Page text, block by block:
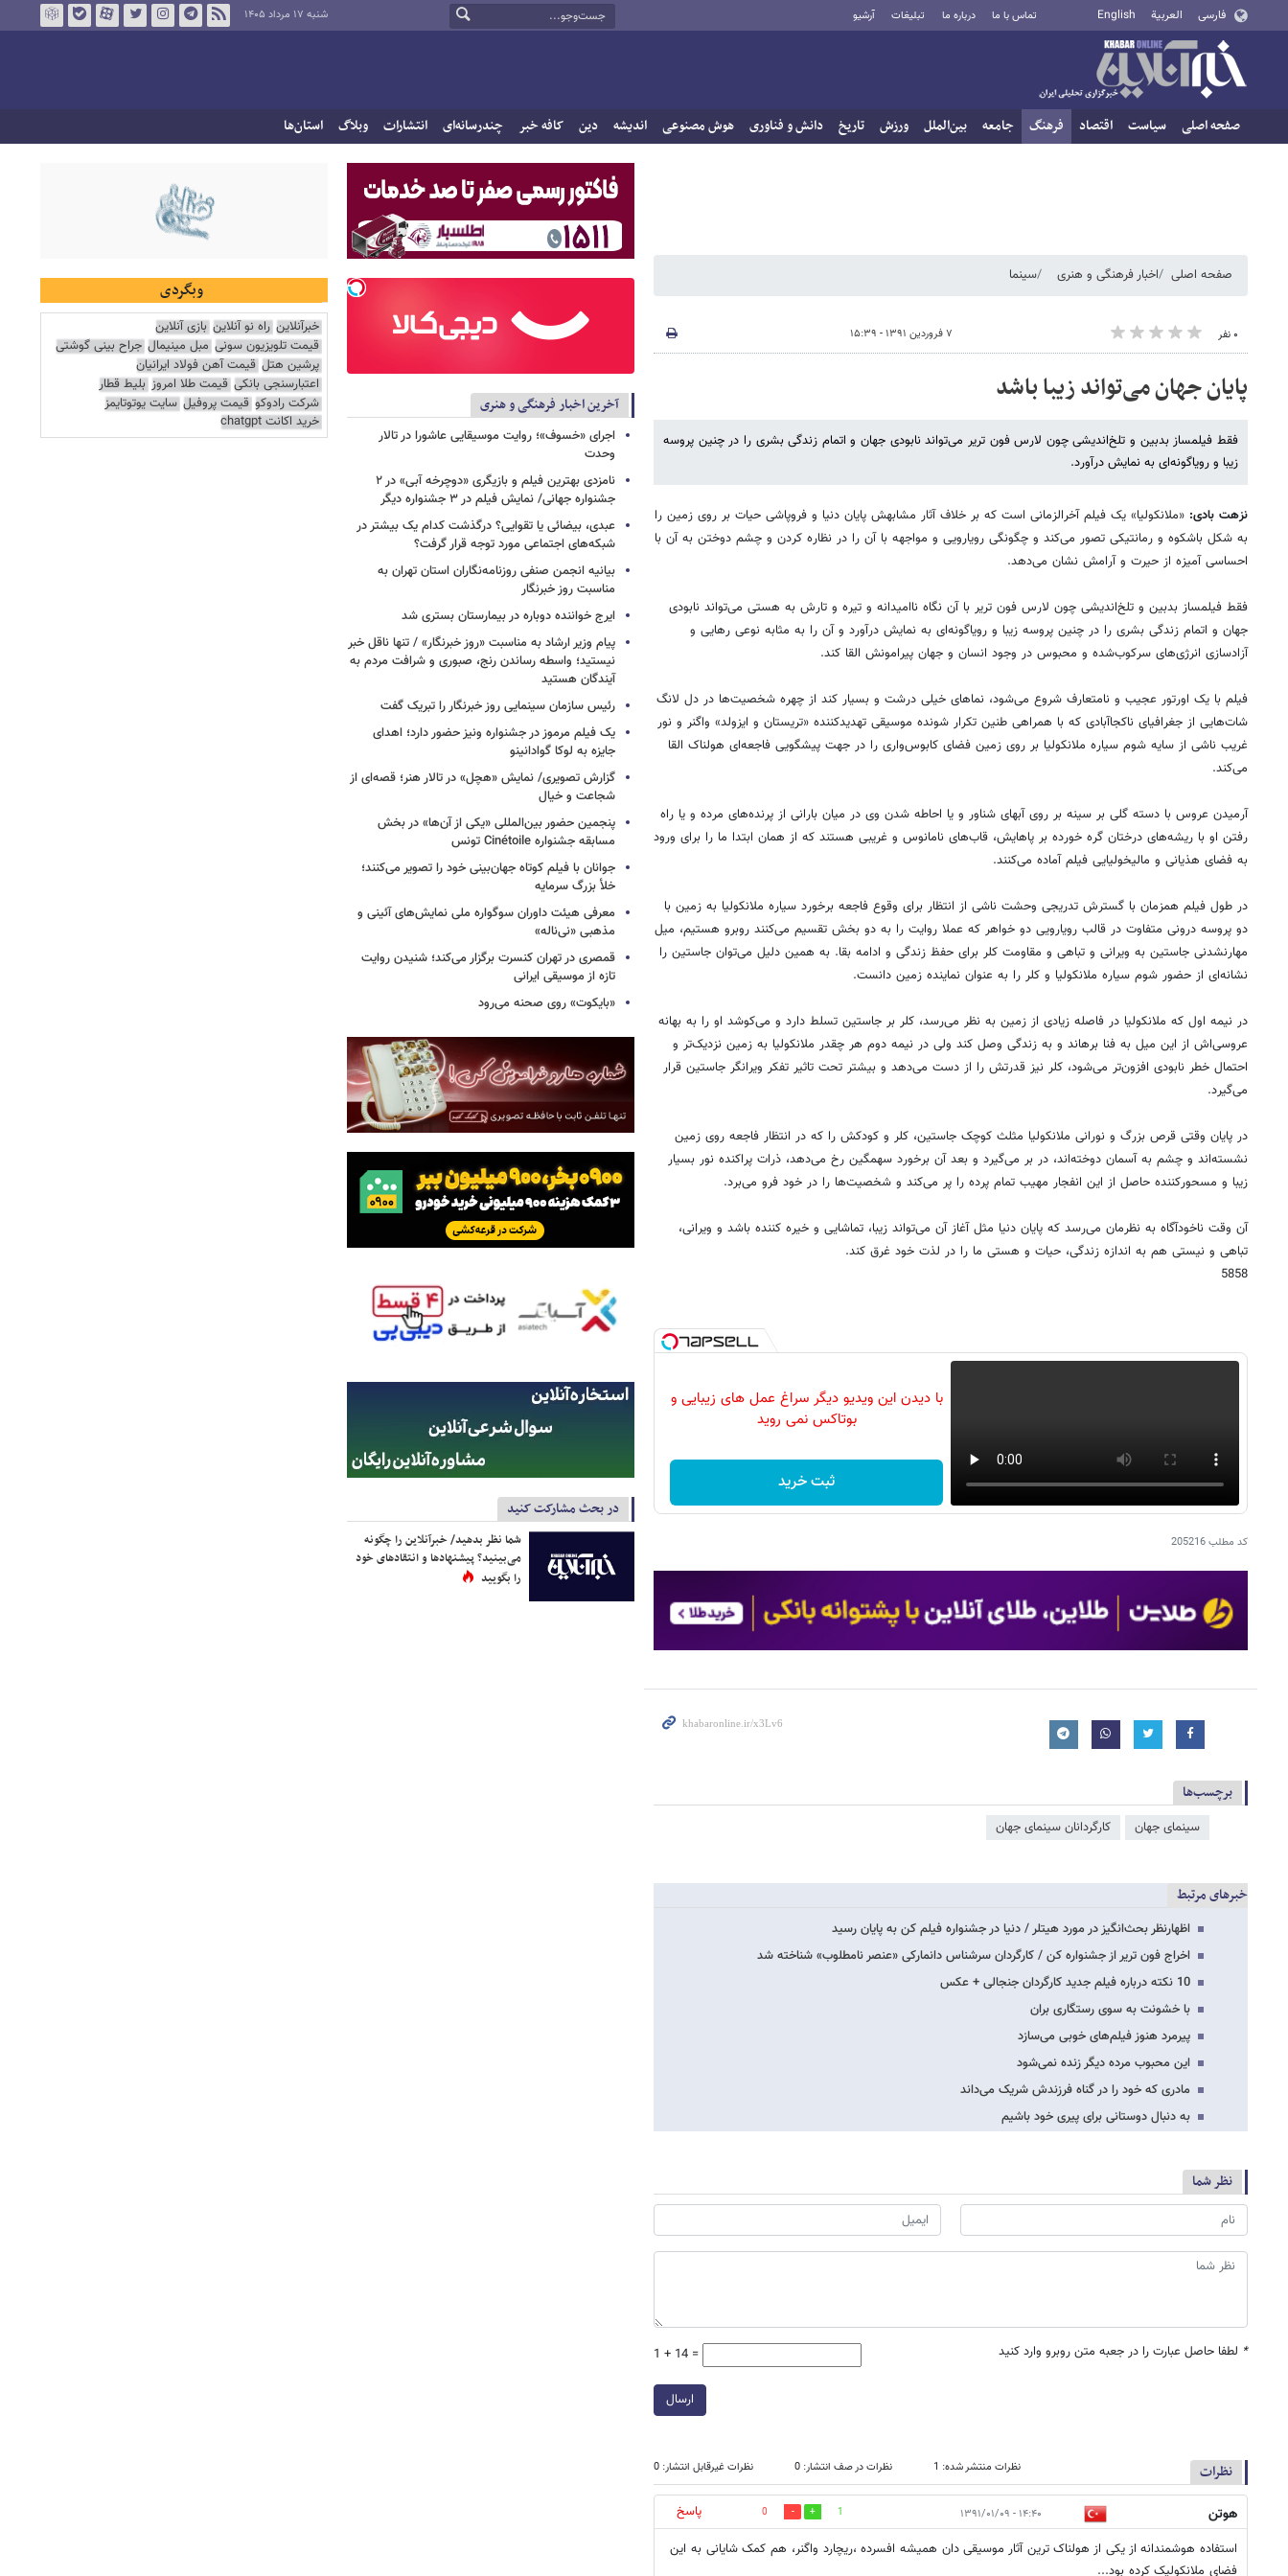
فارسی العربية English تماس با ما درباره ما تبلیغات آرشیو شنبه ۱۷ مرداد ۱۴۰۵
صفحه اصلی سیاست اقتصاد فرهنگ جامعه بین‌الملل ورزش تاریخ دانش و فناوری هوش مصنوعی اندیشه دین کافه خبر چندرسانه‌ای انتشارات وبلاگ استان‌ها
صفحه اصلی اخبار فرهنگی و هنری سینما
۰ نفر ۷ فروردین ۱۳۹۱ - ۱۵:۳۹
پایان جهان می‌تواند زیبا باشد
فقط فیلمساز بدبین و تلخ‌اندیشی چون لارس فون تریر می‌تواند نابودی جهان و اتمام زندگی بشری را در چنین پروسه
زیبا و رویاگونه‌ای به نمایش درآورد.
نزهت بادی: «ملانکولیا» یک فیلم آخرالزمانی است که بر خلاف آثار مشابهش پایان دنیا و فروپاشی حیات بر روی زمین را
به شکل باشکوه و رمانتیکی تصور می‌کند و چگونگی رویارویی و مواجهه با آن را در نظاره کردن و چشم دوختن به آن با
احساسی آمیزه از حیرت و آرامش نشان می‌دهد.
فقط فیلمساز بدبین و تلخ‌اندیشی چون لارس فون تریر با آن نگاه ناامیدانه و تیره و تارش به هستی می‌تواند نابودی
جهان و اتمام زندگی بشری را در چنین پروسه زیبا و رویاگونه‌ای به نمایش درآورد و آن را به مثابه نوعی رهایی و
آزادسازی انرژی‌های سرکوب‌شده و محبوس در وجود انسان و جهان پیرامونش القا کند.
فیلم با یک اورتور عجیب و نامتعارف شروع می‌شود، نماهای خیلی درشت و بسیار کند از چهره شخصیت‌ها در دل لانگ
شات‌هایی از جغرافیای ناکجاآبادی که با همراهی طنین تکرار شونده موسیقی تهدیدکننده «تریستان و ایزولد» واگنر و نور
غریب ناشی از سایه شوم سیاره ملانکولیا بر روی زمین فضای کابوس‌واری را در جهت پیشگویی فاجعه‌ای هولناک القا
می‌کند.
آرمیدن عروس با دسته گلی بر سینه بر روی آبهای شناور و یا احاطه شدن وی در میان بارانی از پرنده‌های مرده و یا راه
رفتن او با ریشه‌های درختان گره خورده بر پا‌هایش، قاب‌های نامانوس و غریبی هستند که از‌‌ همان ابتدا ما را برای ورود
به فضای هذیانی و مالیخولیایی فیلم آماده می‌کنند.
در طول فیلم همزمان با گسترش تدریجی وحشت ناشی از انتظار برای وقوع فاجعه برخورد سیاره ملانکولیا به زمین با
دو پروسه درونی متفاوت در قالب رویارویی دو خواهر که عملا روایت را به دو بخش تقسیم می‌کنند روبرو هستیم، میل
مهارنشدنی جاستین به ویرانی و تباهی و مقاومت کلر برای حفظ زندگی و ادامه بقا. به همین دلیل می‌توان جاستین را
نشانه‌ای از حضور شوم سیاره ملانکولیا و کلر را به عنوان نماینده زمین دانست.
در نیمه اول که ملانکولیا در فاصله زیادی از زمین به نظر می‌رسد، کلر بر جاستین تسلط دارد و می‌کوشد او را به بهانه
عروسی‌اش از این میل به فنا برهاند و به زندگی وصل کند ولی در نیمه دوم هر چقدر ملانکولیا به زمین نزدیک‌تر و
احتمال خطر نابودی افزون‌تر می‌شود، کلر نیز قدرتش را از دست می‌دهد و بیشتر تحت تاثیر تفکر ویرانگر جاستین قرار
می‌گیرد.
در پایان وقتی قرص بزرگ و نورانی ملانکولیا مثلث کوچک جاستین، کلر و کودکش را که در انتظار فاجعه روی زمین
نشسته‌اند و چشم به آسمان دوخته‌اند، در بر می‌گیرد و بعد آن برخورد سهمگین رخ می‌دهد، ذرات پراکنده نور بسیار
زیبا و مسحورکننده حاصل از این انفجار مهیب تمام پرده را پر می‌کند و شخصیت‌ها را در خود فرو می‌برد.
آن وقت ناخودآگاه به نظرمان می‌رسد که پایان دنیا مثل آغاز آن می‌تواند زیبا، تماشایی و خیره کننده باشد و ویرانی،
تباهی و نیستی هم به اندازه زندگی، حیات و هستی ما را در لذت خود غرق کند.
5858
با دیدن این ویدیو دیگر سراغ عمل های زیبایی و
بوتاکس نمی روید
ثبت خرید
کد مطلب205216
برچسب‌ها
سینمای جهان کارگردانان سینمای جهان
خبرهای مرتبط
اظهارنظر بحث‌انگیز در مورد هیتلر / دنیا در جشنواره فیلم کن به پایان رسید
اخراج فون تریر از جشنواره کن / کارگردان سرشناس دانمارکی «عنصر نامطلوب»‌ شناخته شد
10 نکته درباره فیلم جدید کارگردان جنجالی + عکس
با خشونت به سوی رستگاری بران
پیرمرد هنوز فیلم‌های خوبی می‌سازد
این محبوب مرده دیگر زنده نمی‌شود
مادری که خود را در گناه فرزندش شریک می‌داند
به دنبال دوستانی برای پیری خود باشیم
نظر شما
* لطفا حاصل عبارت را در جعبه متن روبرو وارد کنید 1 + 14 =
ارسال
نظرات نظرات منتشر شده: 1 نظرات در صف انتشار: 0 نظرات غیرقابل انتشار: 0
هوتن ۱۴:۴۰ - ۱۳۹۱/۰۱/۰۹ 1
0
پاسخ
استفاده هوشمندانه از یکی از هولناک ترین آثار موسیقی دان همیشه افسرده ،ریچارد واگنر، هم کمک شایانی به این
فضای ملانکولیک کرده بود...
آخرین اخبار فرهنگی و هنری
اجرای «خسوف»؛ روایت موسیقایی عاشورا در تالار
وحدت
نامزدی بهترین فیلم و بازیگری «دوچرخه آبی» در ۲
جشنواره جهانی/ نمایش فیلم در ۳ جشنواره دیگر
عبدی، بیضائی یا تقوایی؟ درگذشت کدام یک بیشتر در
شبکه‌های اجتماعی مورد توجه قرار گرفت؟
بیانیه انجمن صنفی روزنامه‌نگاران استان تهران به
مناسبت روز خبرنگار
ایرج خواننده دوباره در بیمارستان بستری شد
پیام وزیر ارشاد به مناسبت «روز خبرنگار» / تنها ناقل خبر
نیستید؛ واسطه رساندن رنج، صبوری و شرافت مردم به
آیندگان هستید
رئیس سازمان سینمایی روز خبرنگار را تبریک گفت
یک فیلم مرموز در جشنواره ونیز حضور دارد؛ اهدای
جایزه به لوکا گوادانینو
گزارش تصویری/ نمایش «هچل» در تالار هنر؛ قصه‌ای از
شجاعت و خیال
پنجمین حضور بین‌المللی «یکی از آن‌ها» در بخش
مسابقه جشنواره Cinétoile تونس
جوانان با فیلم کوتاه جهان‌بینی خود را تصویر می‌کنند؛
خلأ بزرگ سرمایه
معرفی هیئت داوران سوگواره ملی نمایش‌های آئینی و
مذهبی «نی‌ناله»
قمصری در تهران کنسرت برگزار می‌کند؛ شنیدن روایت
تازه از موسیقی ایرانی
«بایکوت» روی صحنه می‌رود
در بحث مشارکت کنید
شما نظر بدهید/ خبرآنلاین را چگونه
می‌بینید؟ پیشنهادها و انتقادهای خود
را بگویید
وبگردی
خبرآنلاین راه نو آنلاین بازی آنلاین
قیمت تلویزیون سونی مبل مینیمال جراح بینی گوشتی
پرشین هتل قیمت آهن فولاد ایرانیان
اعتبارسنجی بانکی قیمت طلا امروز بلیط قطار
شرکت رادوکو قیمت پروفیل سایت یوتوتایمز
خرید اکانت chatgpt